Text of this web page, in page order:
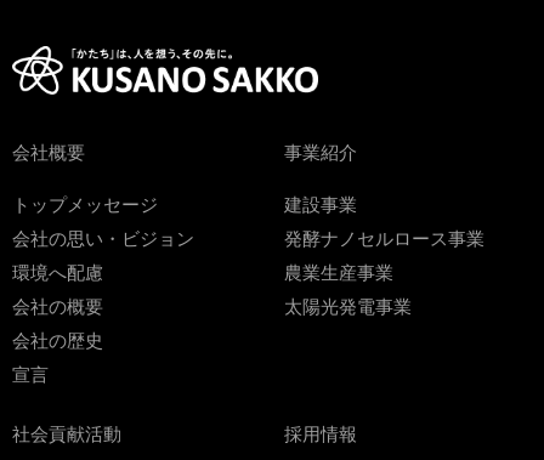
会社概要
トップメッセージ
会社の思い・ビジョン
環境へ配慮
会社の概要
会社の歴史
宣言
事業紹介
建設事業
発酵ナノセルロース事業
農業生産事業
太陽光発電事業
社会貢献活動 採用情報